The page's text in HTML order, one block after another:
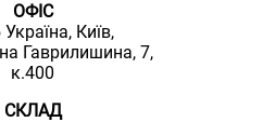
ОФІС
Київ,
Гаврилишина, 7,
к.400
СКЛАД